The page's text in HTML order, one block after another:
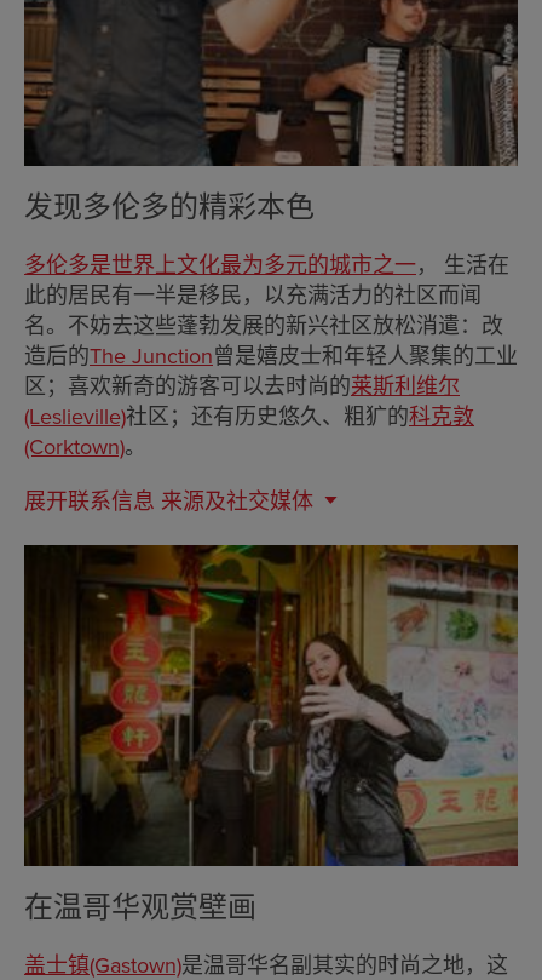
发现多伦多的精彩本色
多伦多是世界上文化最为多元的城市之一， 生活在
此的居民有一半是移民，以充满活力的社区而闻
名。不妨去这些蓬勃发展的新兴社区放松消遣：改
造后的The Junction曾是嬉皮士和年轻人聚集的工业
区；喜欢新奇的游客可以去时尚的莱斯利维尔
(Leslieville)社区；还有历史悠久、粗犷的科克敦
(Corktown)。
展开联系信息 来源及社交媒体
在温哥华观赏壁画
盖士镇(Gastown)是温哥华名副其实的时尚之地，这